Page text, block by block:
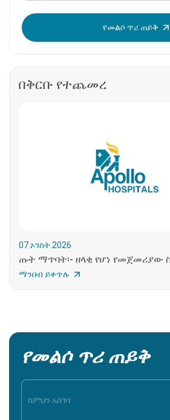
የመልሶ ጥሪ ጠይቅ
በቅርቡ የተጨመረ
07.ኦገስት.2026
ጡት ማጥባት፡- ዘላቂ የሆነ የመጀመሪያው
ማንበብ ይቀጥሉ
የመልሶ ጥሪ ጠይቅ